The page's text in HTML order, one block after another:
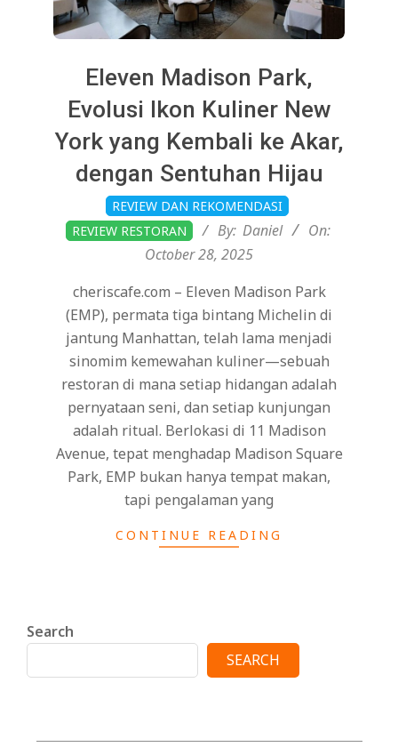
Eleven Madison Park,
Evolusi Ikon Kuliner New
York yang Kembali ke Akar,
dengan Sentuhan Hijau
10-
28
REVIEW DAN REKOMENDASI
REVIEW RESTORAN
By: Daniel
On:
October 28, 2025
cheriscafe.com – Eleven Madison Park
(EMP), permata tiga bintang Michelin di
jantung Manhattan, telah lama menjadi
sinomim kemewahan kuliner—sebuah
restoran di mana setiap hidangan adalah
pernyataan seni, dan setiap kunjungan
adalah ritual. Berlokasi di 11 Madison
Avenue, tepat menghadap Madison Square
Park, EMP bukan hanya tempat makan,
tapi pengalaman yang
CONTINUE READING
Search
SEARCH